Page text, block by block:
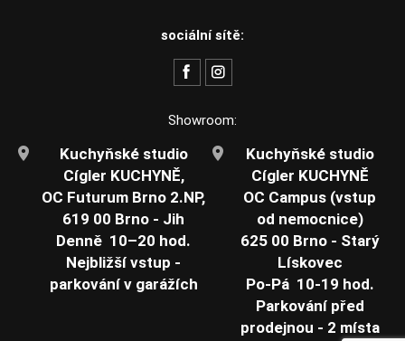
sociální sítě:
Showroom:
Kuchyňské studio
Cígler KUCHYNĚ,
OC Futurum Brno 2.NP,
619 00 Brno - Jih
Denně 10–20 hod.
Nejbližší vstup -
parkování v garážích
Kuchyňské studio
Cígler KUCHYNĚ
OC Campus (vstup
od nemocnice)
625 00 Brno - Starý
Lískovec
Po-Pá 10-19 hod.
Parkování před
prodejnou - 2 místa